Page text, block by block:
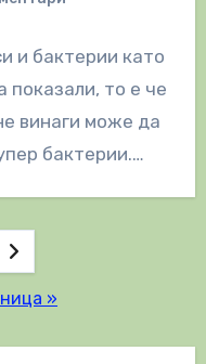
и бактерии като
показали, то е че
винаги може да
бактерии.…
»